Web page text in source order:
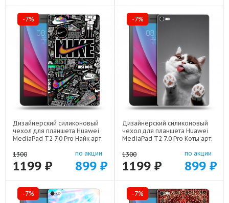
-7%
Дизайнерский силиконовый
чехол для планшета Huawei
MediaPad T2 7.0 Pro Найк арт:
1300
1199 ₽
по акции
899 ₽
-7%
Дизайнерский силиконовый
чехол для планшета Huawei
MediaPad T2 7.0 Pro Коты арт:
1300
1199 ₽
по акции
899 ₽
-7% -7%